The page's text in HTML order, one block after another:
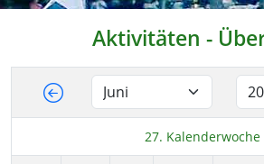
Aktivitäten -
27. Kalenderwoche